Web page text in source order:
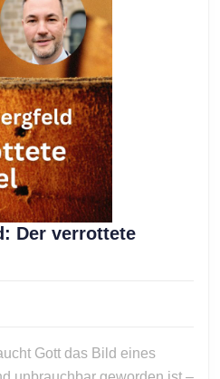
Der verrottete
Gott das Bild eines